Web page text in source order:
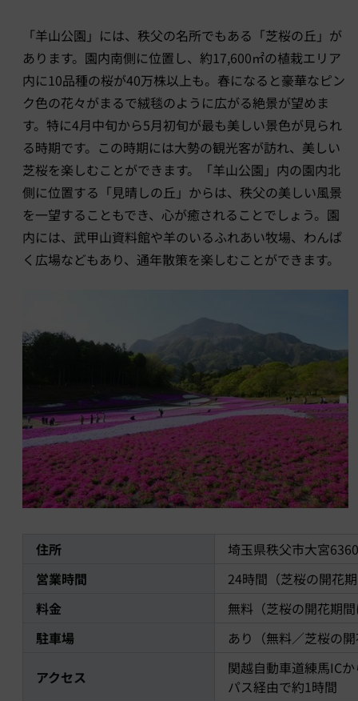
「羊山公園」には、秩父の名所でもある「芝桜の丘」が
あります。園内南側に位置し、約17,600㎡の植栽エリア
内に10品種の桜が40万株以上も。春になると豪華なピン
ク色の花々がまるで絨毯のように広がる絶景が望めま
す。特に4月中旬から5月初旬が最も美しい景色が見られ
る時期です。この時期には大勢の観光客が訪れ、美しい
芝桜を楽しむことができます。「羊山公園」内の園内北
側に位置する「見晴しの丘」からは、秩父の美しい風景
を一望することもでき、心が癒されることでしょう。園
内には、武甲山資料館や羊のいるふれあい牧場、わんぱ
く広場などもあり、通年散策を楽しむことができます。
住所
埼玉県秩父市大宮6360
営業時間
24時間（芝桜の開花
料金
無料（芝桜の開花期
駐車場
あり（無料／芝桜の
アクセス
関越自動車道練馬IC
パス経由で約1時間